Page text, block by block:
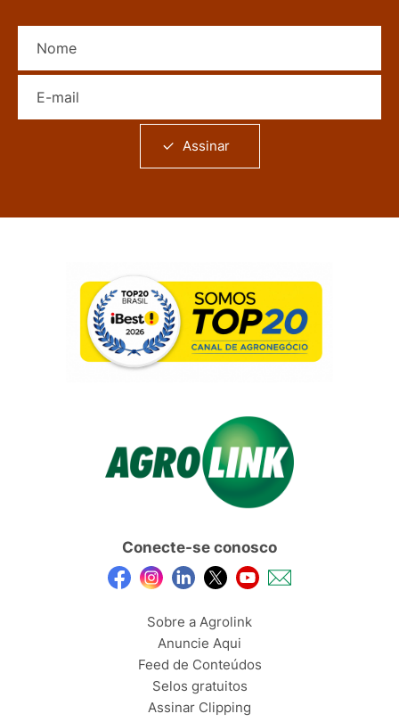
Assinar
Conecte-se conosco
Sobre a Agrolink
Anuncie Aqui
Feed de Conteúdos
Selos gratuitos
Assinar Clipping